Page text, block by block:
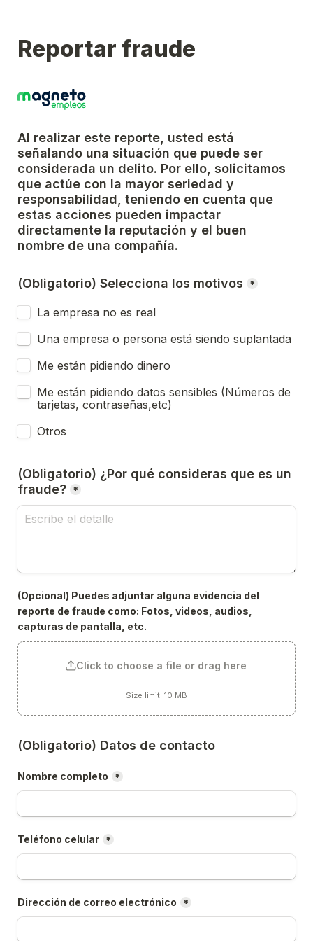
Reportar fraude
Al realizar este reporte, usted está
señalando una situación que puede ser
considerada un delito. Por ello, solicitamos
que actúe con la mayor seriedad y
responsabilidad, teniendo en cuenta que
estas acciones pueden impactar
directamente la reputación y el buen
nombre de una compañía.
(Obligatorio) Selecciona los motivos *
La empresa no es real
Una empresa o persona está siendo suplantada
Me están pidiendo dinero
Me están pidiendo datos sensibles (Números de
tarjetas, contraseñas,etc)
Otros
(Obligatorio) ¿Por qué consideras que es un
fraude? *
(Opcional) Puedes adjuntar alguna evidencia del
reporte de fraude como: Fotos, videos, audios,
capturas de pantalla, etc.
Click to choose a file or drag here
Size limit: 10 MB
(Obligatorio) Datos de contacto
Nombre completo *
Teléfono celular *
Dirección de correo electrónico *